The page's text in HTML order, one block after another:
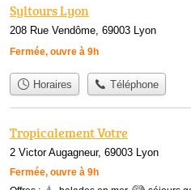
Syltours Lyon
208 Rue Vendôme, 69003 Lyon
Fermée, ouvre à 9h
Horaires Téléphone
Tropicalement Votre
2 Victor Augagneur, 69003 Lyon
Fermée, ouvre à 9h